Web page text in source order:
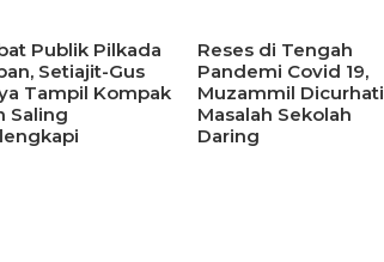
Publik Pilkada
Setiajit-Gus
Tampil Kompak
Saling
Reses di Tengah
Pandemi Covid 19,
Muzammil Dicurhati
Masalah Sekolah
Daring